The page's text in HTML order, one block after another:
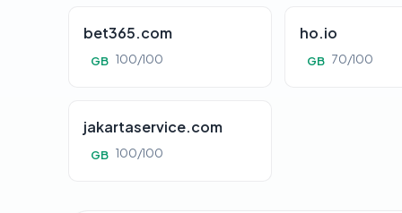
bet365.com
GB 100/100
ho.io
GB 70/100
jakartaservice.com
GB 100/100